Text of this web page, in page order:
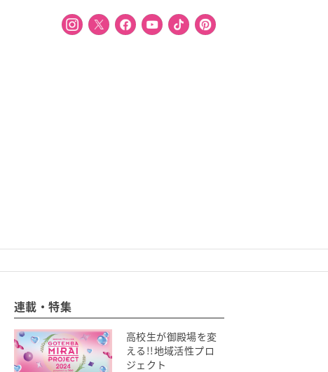
連載・特集
高校生が御殿場を変
える!!地域活性プロ
ジェクト